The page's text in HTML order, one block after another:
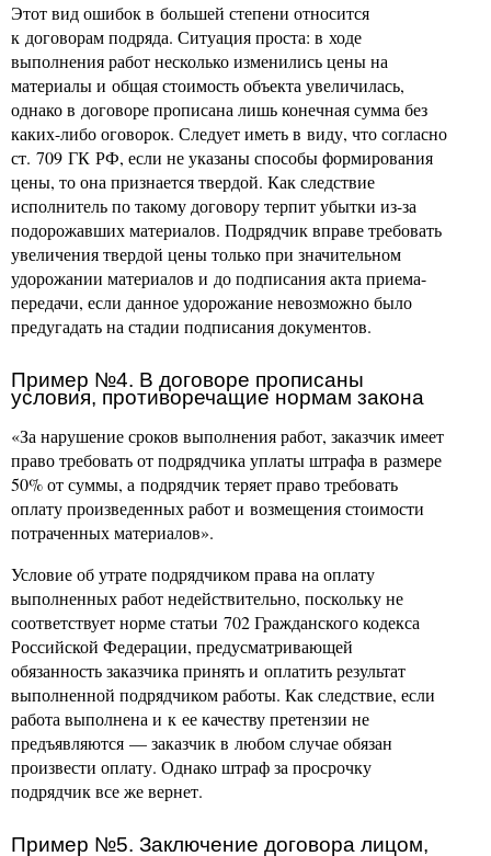
Этот вид ошибок в большей степени относится
к договорам подряда. Ситуация проста: в ходе
выполнения работ несколько изменились цены на
материалы и общая стоимость объекта увеличилась,
однако в договоре прописана лишь конечная сумма без
каких-либо оговорок. Следует иметь в виду, что согласно
ст. 709 ГК РФ, если не указаны способы формирования
цены, то она признается твердой. Как следствие
исполнитель по такому договору терпит убытки из-за
подорожавших материалов. Подрядчик вправе требовать
увеличения твердой цены только при значительном
удорожании материалов и до подписания акта приема-
передачи, если данное удорожание невозможно было
предугадать на стадии подписания документов.
Пример №4. В договоре прописаны
условия, противоречащие нормам закона
«За нарушение сроков выполнения работ, заказчик имеет
право требовать от подрядчика уплаты штрафа в размере
50% от суммы, а подрядчик теряет право требовать
оплату произведенных работ и возмещения стоимости
потраченных материалов».
Условие об утрате подрядчиком права на оплату
выполненных работ недействительно, поскольку не
соответствует норме статьи 702 Гражданского кодекса
Российской Федерации, предусматривающей
обязанность заказчика принять и оплатить результат
выполненной подрядчиком работы. Как следствие, если
работа выполнена и к ее качеству претензии не
предъявляются — заказчик в любом случае обязан
произвести оплату. Однако штраф за просрочку
подрядчик все же вернет.
Пример №5. Заключение договора лицом,